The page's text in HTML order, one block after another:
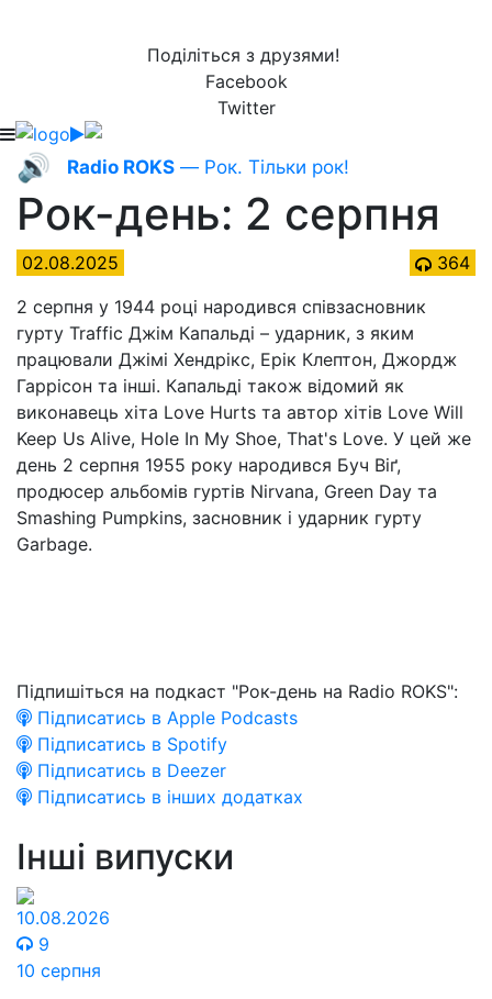
Поділіться з друзями!
Facebook
Twitter
🔊 Radio ROKS — Рок. Тільки рок!
Рок-день: 2 серпня
02.08.2025
364
2 серпня у 1944 році народився співзасновник
гурту Traffic Джім Капальді – ударник, з яким
працювали Джімі Хендрікс, Ерік Клептон, Джордж
Гаррісон та інші. Капальді також відомий як
виконавець хіта Love Hurts та автор хітів Love Will
Keep Us Alive, Hole In My Shoe, That's Love. У цей же
день 2 серпня 1955 року народився Буч Віґ,
продюсер альбомів гуртів Nirvana, Green Day та
Smashing Pumpkins, засновник і ударник гурту
Garbage.
Підпишіться на подкаст "Рок-день на Radio ROKS":
Підписатись в Apple Podcasts
Підписатись в Spotify
Підписатись в Deezer
Підписатись в інших додатках
Інші випуски
10.08.2026
9
10 серпня